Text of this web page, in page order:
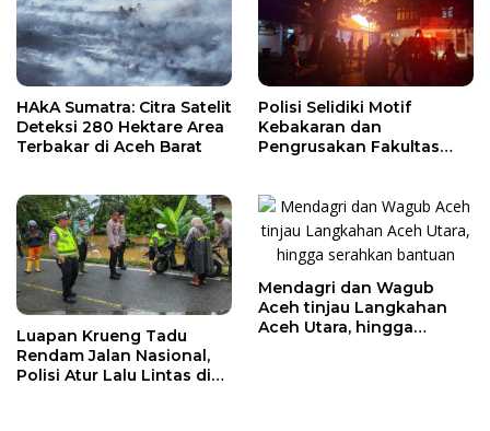
HAkA Sumatra: Citra Satelit
Deteksi 280 Hektare Area
Terbakar di Aceh Barat
Polisi Selidiki Motif
Kebakaran dan
Pengrusakan Fakultas
Luapan Krueng Tadu
Rendam Jalan Nasional,
Polisi Atur Lalu Lintas di
Mendagri dan Wagub
Aceh tinjau Langkahan
Aceh Utara, hingga